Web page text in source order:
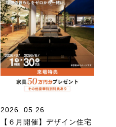
2026. 05.26
【６月開催】デザイン住宅